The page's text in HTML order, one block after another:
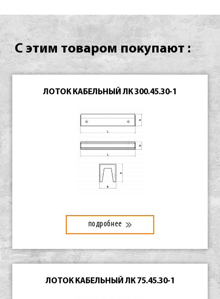
С этим товаром покупают :
ЛОТОК КАБЕЛЬНЫЙ ЛК 300.45.30-1
подробнее
ЛОТОК КАБЕЛЬНЫЙ ЛК 75.45.30-1